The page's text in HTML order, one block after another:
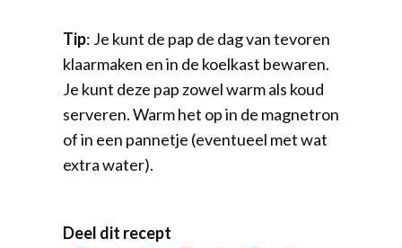
Tip: Je kunt de pap de dag van tevoren
klaarmaken en in de koelkast bewaren.
Je kunt deze pap zowel warm als koud
serveren. Warm het op in de magnetron
of in een pannetje (eventueel met wat
extra water).
Deel dit recept